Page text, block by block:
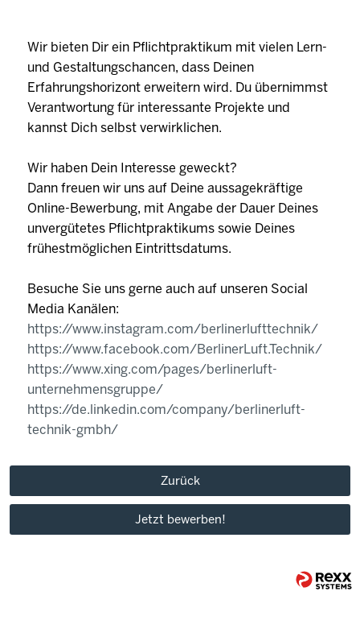
Wir bieten Dir ein Pflichtpraktikum mit vielen Lern-
und Gestaltungschancen, dass Deinen
Erfahrungshorizont erweitern wird. Du übernimmst
Verantwortung für interessante Projekte und
kannst Dich selbst verwirklichen.
Wir haben Dein Interesse geweckt?
Dann freuen wir uns auf Deine aussagekräftige
Online-Bewerbung, mit Angabe der Dauer Deines
unvergütetes Pflichtpraktikums sowie Deines
frühestmöglichen Eintrittsdatums.
Besuche Sie uns gerne auch auf unseren Social
Media Kanälen:
https://www.instagram.com/berlinerlufttechnik/
https://www.facebook.com/BerlinerLuft.Technik/
https://www.xing.com/pages/berlinerluft-
unternehmensgruppe/
https://de.linkedin.com/company/berlinerluft-
technik-gmbh/
Zurück
Jetzt bewerben!